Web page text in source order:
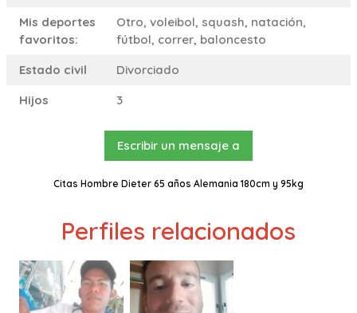
Mis deportes
favoritos:
Otro, voleibol, squash, natación,
fútbol, correr, baloncesto
Estado civil
Divorciado
Hijos
3
Escribir un mensaje a
Citas Hombre Dieter 65 años Alemania 180cm y 95kg
Perfiles relacionados